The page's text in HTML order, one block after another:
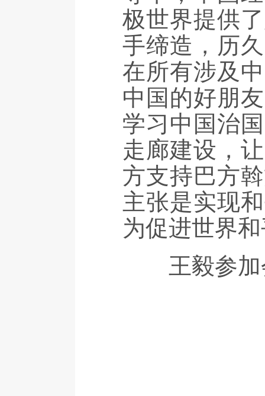
极世界提供
手缔造，历
在所有涉及
中国的好朋
学习中国治
走廊建设，
方支持巴方
主张是实现
为促进世界
王毅参加